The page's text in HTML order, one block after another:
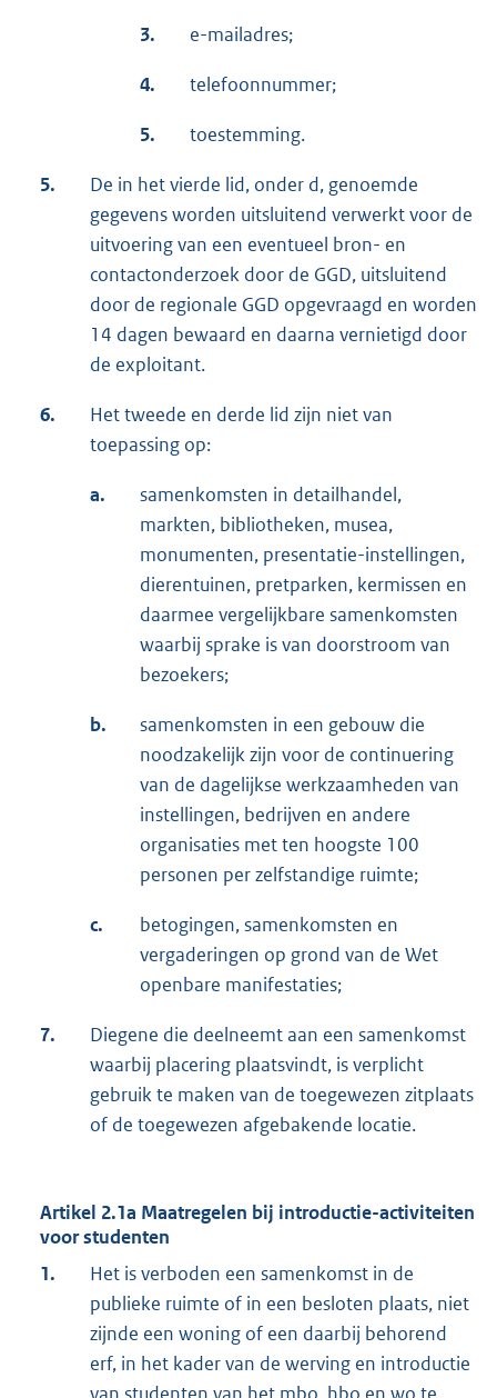
3. e-mailadres;
4. telefoonnummer;
5. toestemming.
5.
De in het vierde lid, onder d, genoemde
gegevens worden uitsluitend verwerkt voor de
uitvoering van een eventueel bron- en
contactonderzoek door de GGD, uitsluitend
door de regionale GGD opgevraagd en worden
14 dagen bewaard en daarna vernietigd door
de exploitant.
6.
Het tweede en derde lid zijn niet van
toepassing op:
a.
samenkomsten in detailhandel,
markten, bibliotheken, musea,
monumenten, presentatie-instellingen,
dierentuinen, pretparken, kermissen en
daarmee vergelijkbare samenkomsten
waarbij sprake is van doorstroom van
bezoekers;
b.
samenkomsten in een gebouw die
noodzakelijk zijn voor de continuering
van de dagelijkse werkzaamheden van
instellingen, bedrijven en andere
organisaties met ten hoogste 100
personen per zelfstandige ruimte;
c.
betogingen, samenkomsten en
vergaderingen op grond van de Wet
openbare manifestaties;
7.
Diegene die deelneemt aan een samenkomst
waarbij placering plaatsvindt, is verplicht
gebruik te maken van de toegewezen zitplaats
of de toegewezen afgebakende locatie.
Artikel 2.1a Maatregelen bij introductie-activiteiten
voor studenten
1.
Het is verboden een samenkomst in de
publieke ruimte of in een besloten plaats, niet
zijnde een woning of een daarbij behorend
erf, in het kader van de werving en introductie